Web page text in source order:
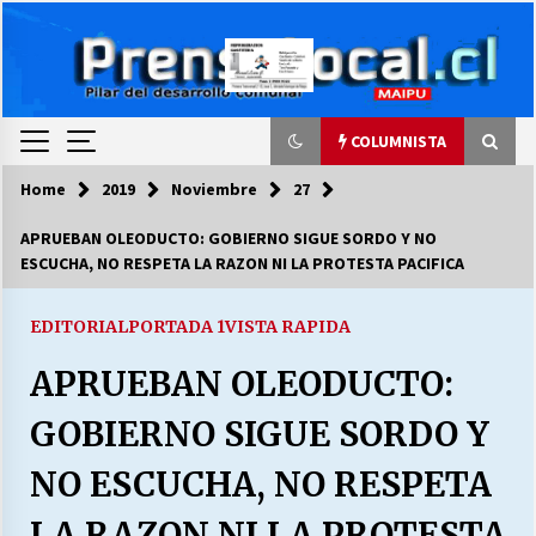
COLUMNISTA
COLUMNISTA
03/08/2026
LA DC POR SIEMPRE.RECORDANDO 69 AÑOS DE
28/07/2026
“ORGULLOSOS DE SER DC” SALUDA EL
Home 2019 Noviembre 27
APRUEBAN OLEODUCTO: GOBIERNO SIGUE SORDO Y NO
ESCUCHA, NO RESPETA LA RAZON NI LA PROTESTA PACIFICA
EDITORIALPORTADA 1VISTA RAPIDA
APRUEBAN OLEODUCTO:
GOBIERNO SIGUE SORDO Y
NO ESCUCHA, NO RESPETA